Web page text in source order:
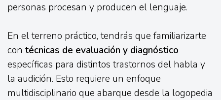
personas procesan y producen el lenguaje.
En el terreno práctico, tendrás que familiarizarte
con técnicas de evaluación y diagnóstico
específicas para distintos trastornos del habla y
la audición. Esto requiere un enfoque
multidisciplinario que abarque desde la logopedia